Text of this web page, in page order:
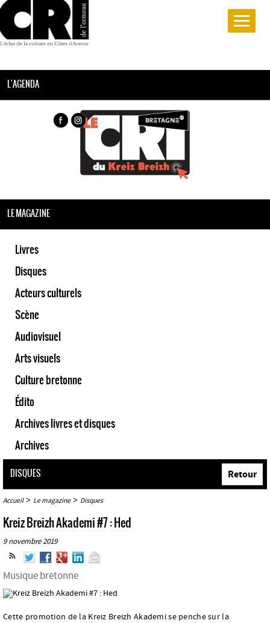
L'AGENDA
LE MAGAZINE
Livres
Disques
Acteurs culturels
Scène
Audiovisuel
Arts visuels
Culture bretonne
Édito
Archives livres et disques
Archives
DISQUES
Accueil> Le magazine> Disques
Retour
Kreiz Breizh Akademi #7 : Hed
9 novembre 2019
Musique bretonne
Cette promotion de la Kreiz Breizh Akademi se penche sur la